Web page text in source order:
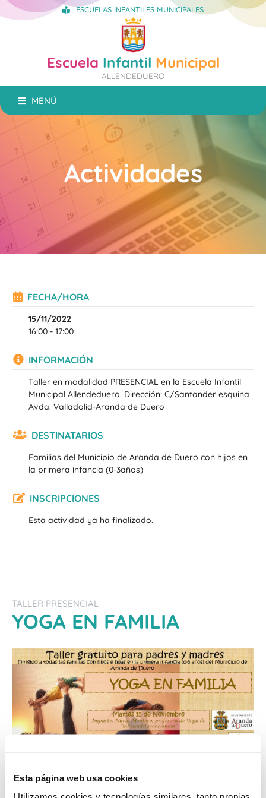
Esta página web usa cookies
ESCUELAS INFANTILES MUNICIPALES
Escuela Infantil Municipal
ALLENDEDUERO
MENÚ
Actividades
FECHA/HORA
15/11/2022
16:00 - 17:00
INFORMACIÓN
Taller en modalidad PRESENCIAL en la Escuela Infantil
Municipal Allendeduero. Dirección: C/Santander esquina
Avda. Valladolid-Aranda de Duero
DESTINATARIOS
Familias del Municipio de Aranda de Duero con hijos en
la primera infancia (0-3años)
INSCRIPCIONES
Esta actividad ya ha finalizado.
TALLER PRESENCIAL
YOGA EN FAMILIA